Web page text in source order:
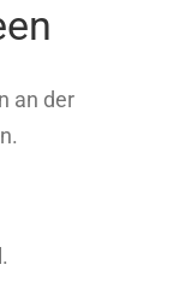
an der